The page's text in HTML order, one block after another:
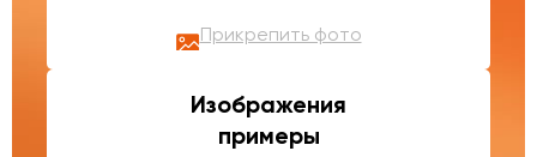
Прикрепить фото
Изображения
примеры